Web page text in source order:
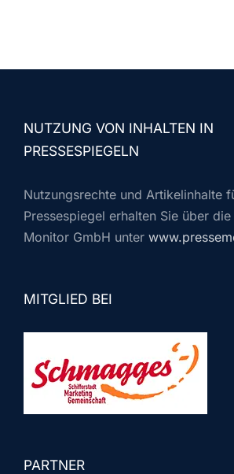
NUTZUNG VON INHALTEN IN
PRESSESPIEGELN
Nutzungsrechte und Artikelinhalte
Pressespiegel erhalten Sie über die
Monitor GmbH unter
MITGLIED BEI
PARTNER